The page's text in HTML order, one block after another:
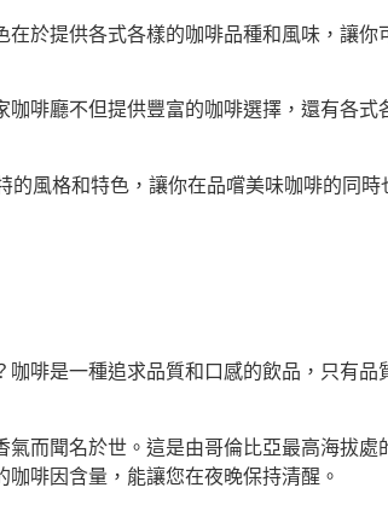
於提供各式各樣的咖啡品種和風味，讓
啡廳不但提供豐富的咖啡選擇，還有各
風格和特色，讓你在品嚐美味咖啡的同
啡是一種追求品質和口感的飲品，只有
而聞名於世。這是由哥倫比亞最高海拔
啡因含量，能讓您在夜晚保持清醒。